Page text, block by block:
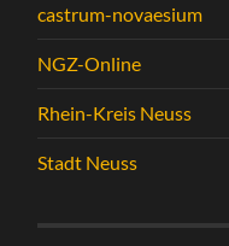
castrum-novaesium
NGZ-Online
Rhein-Kreis Neuss
Stadt Neuss